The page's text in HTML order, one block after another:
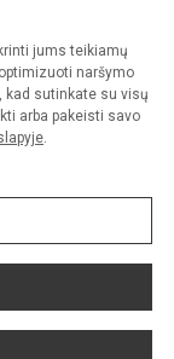
jums teikiamų
naršymo
kad sutinkate su visų
arba pakeisti savo
.
teisės saugomos.
draudžiama.